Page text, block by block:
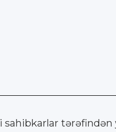
tərəfindən